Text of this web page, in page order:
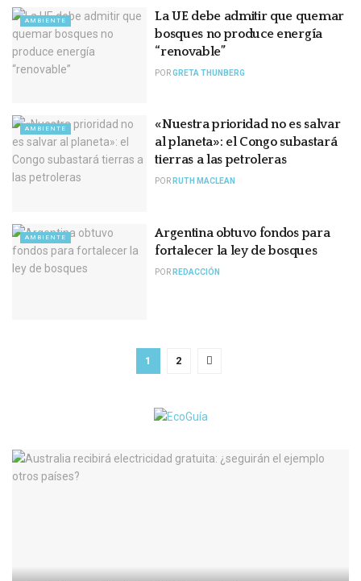
AMBIENTE
La UE debe admitir que quemar
bosques no produce energía
“renovable”
PORGRETA THUNBERG
AMBIENTE
«Nuestra prioridad no es salvar
al planeta»: el Congo subastará
tierras a las petroleras
POR RUTH MACLEAN
AMBIENTE
Argentina obtuvo fondos para
fortalecer la ley de bosques
POR REDACCIÓN
1 2